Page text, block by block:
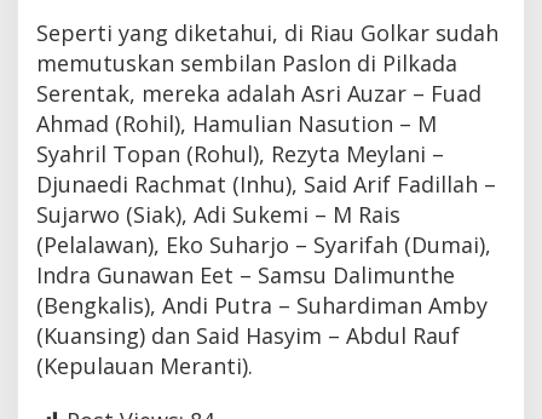
Seperti yang diketahui, di Riau Golkar sudah
memutuskan sembilan Paslon di Pilkada
Serentak, mereka adalah Asri Auzar – Fuad
Ahmad (Rohil), Hamulian Nasution – M
Syahril Topan (Rohul), Rezyta Meylani –
Djunaedi Rachmat (Inhu), Said Arif Fadillah –
Sujarwo (Siak), Adi Sukemi – M Rais
(Pelalawan), Eko Suharjo – Syarifah (Dumai),
Indra Gunawan Eet – Samsu Dalimunthe
(Bengkalis), Andi Putra – Suhardiman Amby
(Kuansing) dan Said Hasyim – Abdul Rauf
(Kepulauan Meranti).